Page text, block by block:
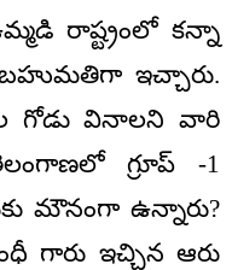
రాష్ట్రంలో కన్నా
బహుమతిగా ఇచ్చారు.
గోడు వినాలని వారి
గ్రూప్ -1
మౌనంగా ఉన్నారు?
గారు ఇచ్చిన ఆరు